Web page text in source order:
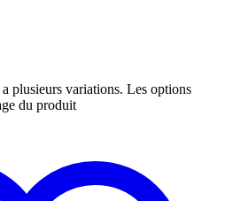
plusieurs variations. Les options
du produit